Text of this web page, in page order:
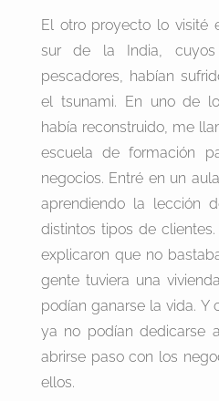
El otro proyecto lo visité
sur de la India, cuyos
pescadores, habían
el tsunami. En uno de
había reconstruido, me
escuela de formación
negocios. Entré en un
aprendiendo la lección
distintos tipos de
explicaron que no
gente tuviera una
podían ganarse la vida. Y
ya no podían dedicarse
abrirse paso con los
ellos.